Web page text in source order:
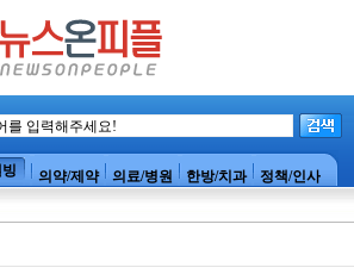
의약/제약 의료/병원 한방/치과 정책/인사